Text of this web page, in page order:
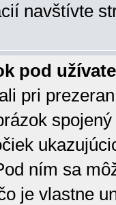
navštívte
pod
pri
ním sa
je vlastne